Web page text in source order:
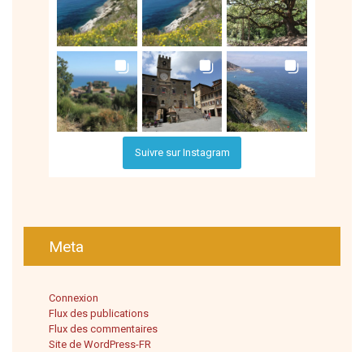
Suivre sur Instagram
Meta
Connexion
Flux des publications
Flux des commentaires
Site de WordPress-FR